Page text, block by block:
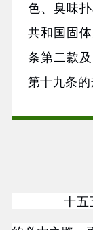
色、臭味
共和国固
条第二款
第十九条的
十五